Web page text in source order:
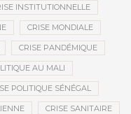
INSTITUTIONNELLE
CRISE MONDIALE
CRISE PANDÉMIQUE
AU MALI
POLITIQUE SÉNÉGAL
CRISE SANITAIRE